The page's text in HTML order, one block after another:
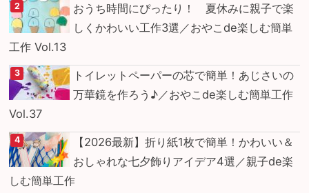
おうち時間にぴったり！ 夏休みに親子で楽
しくかわいい工作3選／おやこde楽しむ簡単
工作 Vol.13
トイレットペーパーの芯で簡単！あじさいの
万華鏡を作ろう♪／おやこde楽しむ簡単工作
Vol.37
【2026最新】折り紙1枚で簡単！かわいい＆
おしゃれな七夕飾りアイデア4選／親子de楽
しむ簡単工作